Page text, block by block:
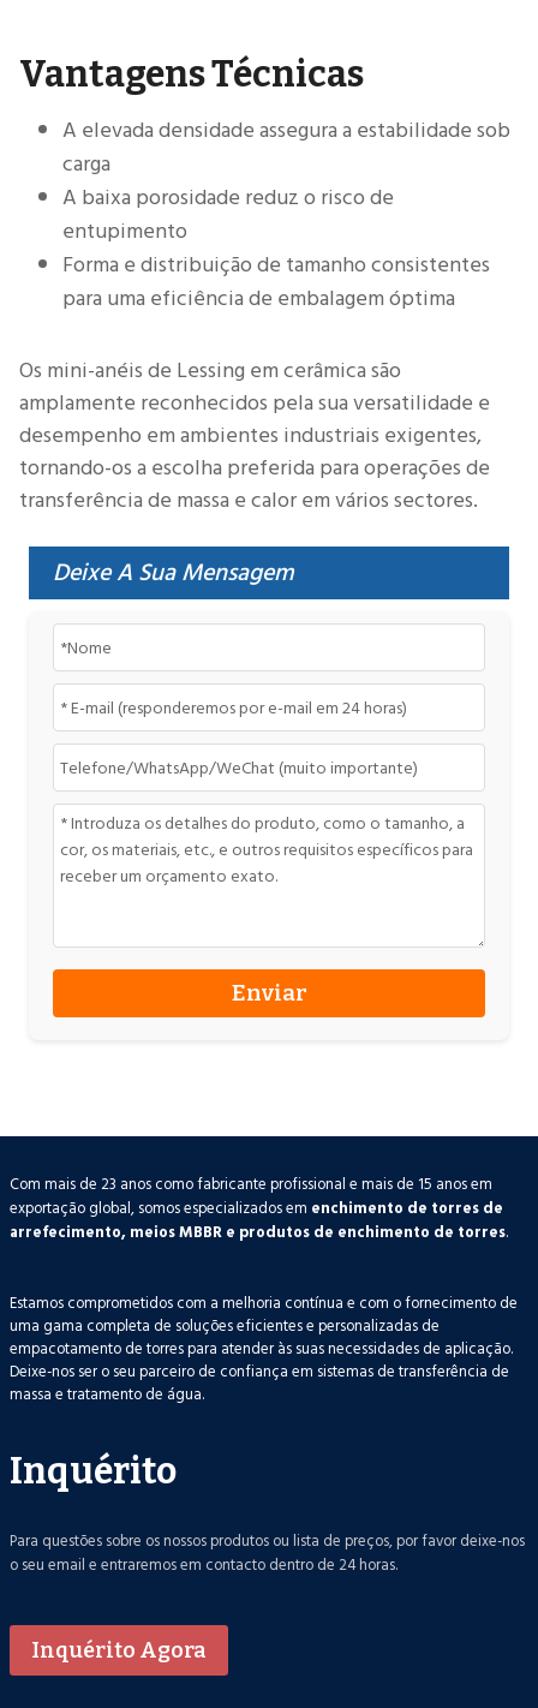
Vantagens Técnicas
A elevada densidade assegura a estabilidade sob
carga
A baixa porosidade reduz o risco de
entupimento
Forma e distribuição de tamanho consistentes
para uma eficiência de embalagem óptima
Os mini-anéis de Lessing em cerâmica são
amplamente reconhecidos pela sua versatilidade e
desempenho em ambientes industriais exigentes,
tornando-os a escolha preferida para operações de
transferência de massa e calor em vários sectores.
Deixe A Sua Mensagem
Com mais de 23 anos como fabricante profissional e mais de 15 anos em
exportação global, somos especializados em enchimento de torres de
arrefecimento, meios MBBR e produtos de enchimento de torres.
Estamos comprometidos com a melhoria contínua e com o fornecimento de
uma gama completa de soluções eficientes e personalizadas de
empacotamento de torres para atender às suas necessidades de aplicação.
Deixe-nos ser o seu parceiro de confiança em sistemas de transferência de
massa e tratamento de água.
Inquérito
Para questões sobre os nossos produtos ou lista de preços, por favor deixe-nos
o seu email e entraremos em contacto dentro de 24 horas.
Inquérito Agora